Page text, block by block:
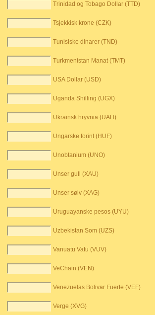
Trinidad og Tobago Dollar (TTD)
Tsjekkisk krone (CZK)
Tunisiske dinarer (TND)
Turkmenistan Manat (TMT)
USA Dollar (USD)
Uganda Shilling (UGX)
Ukrainsk hryvnia (UAH)
Ungarske forint (HUF)
Unobtanium (UNO)
Unser gull (XAU)
Unser sølv (XAG)
Uruguayanske pesos (UYU)
Uzbekistan Som (UZS)
Vanuatu Vatu (VUV)
VeChain (VEN)
Venezuelas Bolivar Fuerte (VEF)
Verge (XVG)